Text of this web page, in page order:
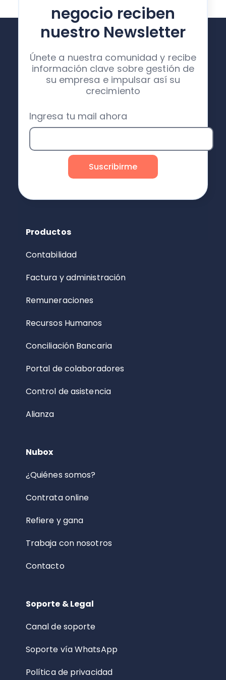
negocio reciben
nuestro Newsletter
Únete a nuestra comunidad y recibe
información clave sobre gestión de
su empresa e impulsar así su
crecimiento
Ingresa tu mail ahora
Productos
Contabilidad
Factura y administración
Remuneraciones
Recursos Humanos
Conciliación Bancaria
Portal de colaboradores
Control de asistencia
Alianza
Nubox
¿Quiénes somos?
Contrata online
Refiere y gana
Trabaja con nosotros
Contacto
Soporte & Legal
Canal de soporte
Soporte vía WhatsApp
Política de privacidad